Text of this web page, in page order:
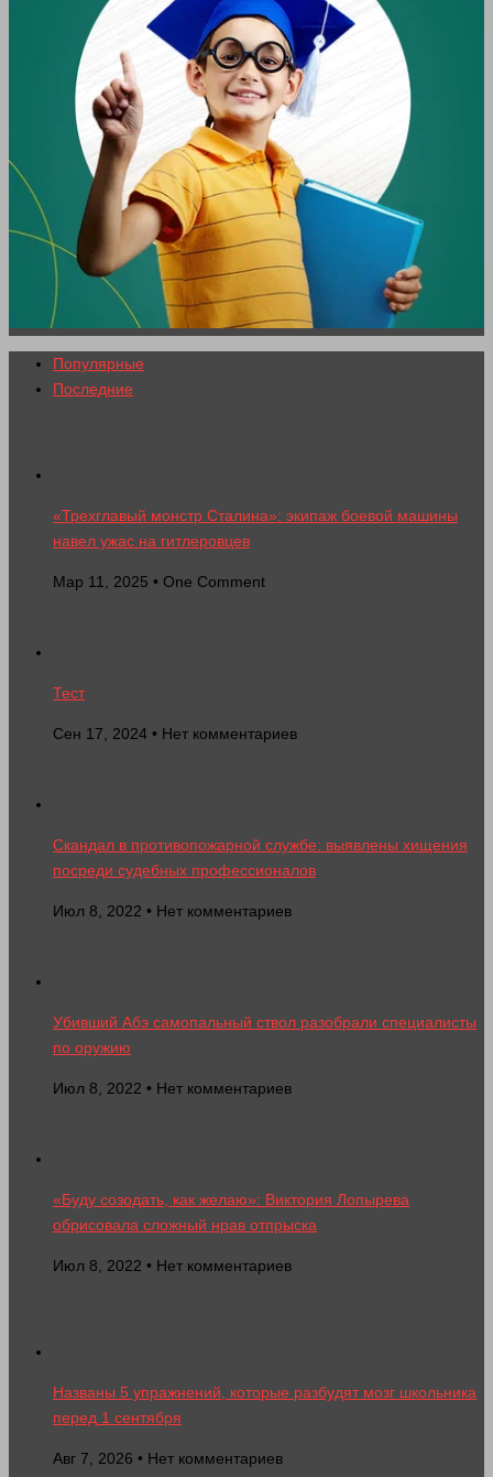
Популярные
Последние
«Трехглавый монстр Сталина»: экипаж боевой машины
навел ужас на гитлеровцев
Мар 11, 2025 • One Comment
Тест
Сен 17, 2024 • Нет комментариев
Скандал в противопожарной службе: выявлены хищения
посреди судебных профессионалов
Июл 8, 2022 • Нет комментариев
Убивший Абэ самопальный ствол разобрали специалисты
по оружию
Июл 8, 2022 • Нет комментариев
«Буду созодать, как желаю»: Виктория Лопырева
обрисовала сложный нрав отпрыска
Июл 8, 2022 • Нет комментариев
Названы 5 упражнений, которые разбудят мозг школьника
перед 1 сентября
Авг 7, 2026 • Нет комментариев